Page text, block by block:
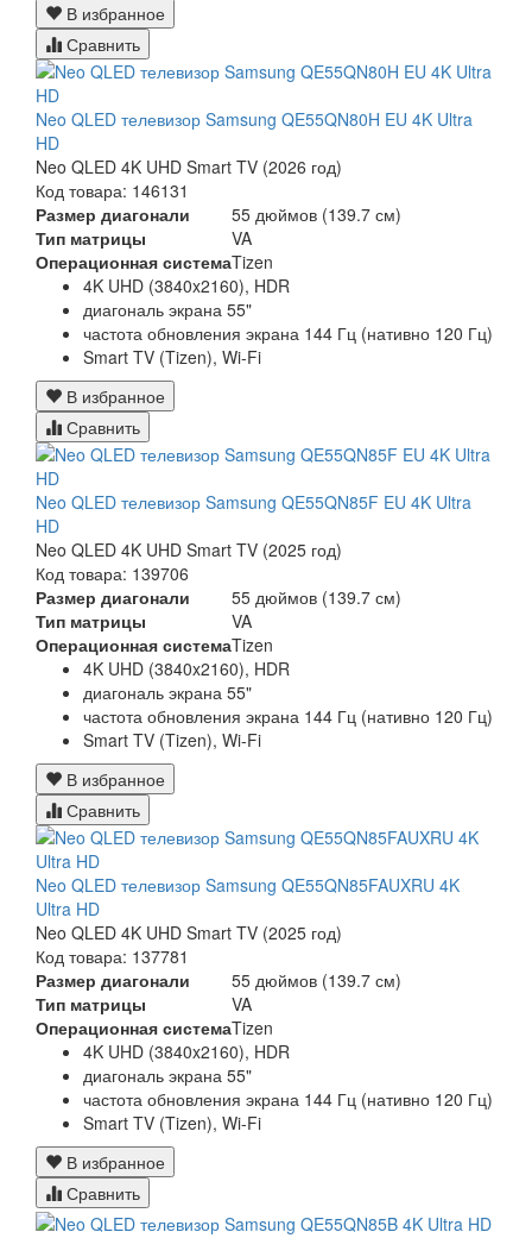
В избранное
Сравнить
Neo QLED телевизор Samsung QE55QN80H EU 4K Ultra
HD
Neo QLED 4K UHD Smart TV (2026 год)
Код товара: 146131
Размер диагонали
55 дюймов (139.7 см)
Тип матрицы
VA
Операционная системаTizen
4K UHD (3840x2160), HDR
диагональ экрана 55"
частота обновления экрана 144 Гц (нативно 120 Гц)
Smart TV (Tizen), Wi-Fi
В избранное
Сравнить
Neo QLED телевизор Samsung QE55QN85F EU 4K Ultra
HD
Neo QLED 4K UHD Smart TV (2025 год)
Код товара: 139706
Размер диагонали
55 дюймов (139.7 см)
Тип матрицы
VA
Операционная системаTizen
4K UHD (3840x2160), HDR
диагональ экрана 55"
частота обновления экрана 144 Гц (нативно 120 Гц)
Smart TV (Tizen), Wi-Fi
В избранное
Сравнить
Neo QLED телевизор Samsung QE55QN85FAUXRU 4K
Ultra HD
Neo QLED 4K UHD Smart TV (2025 год)
Код товара: 137781
Размер диагонали
55 дюймов (139.7 см)
Тип матрицы
VA
Операционная системаTizen
4K UHD (3840x2160), HDR
диагональ экрана 55"
частота обновления экрана 144 Гц (нативно 120 Гц)
Smart TV (Tizen), Wi-Fi
В избранное
Сравнить